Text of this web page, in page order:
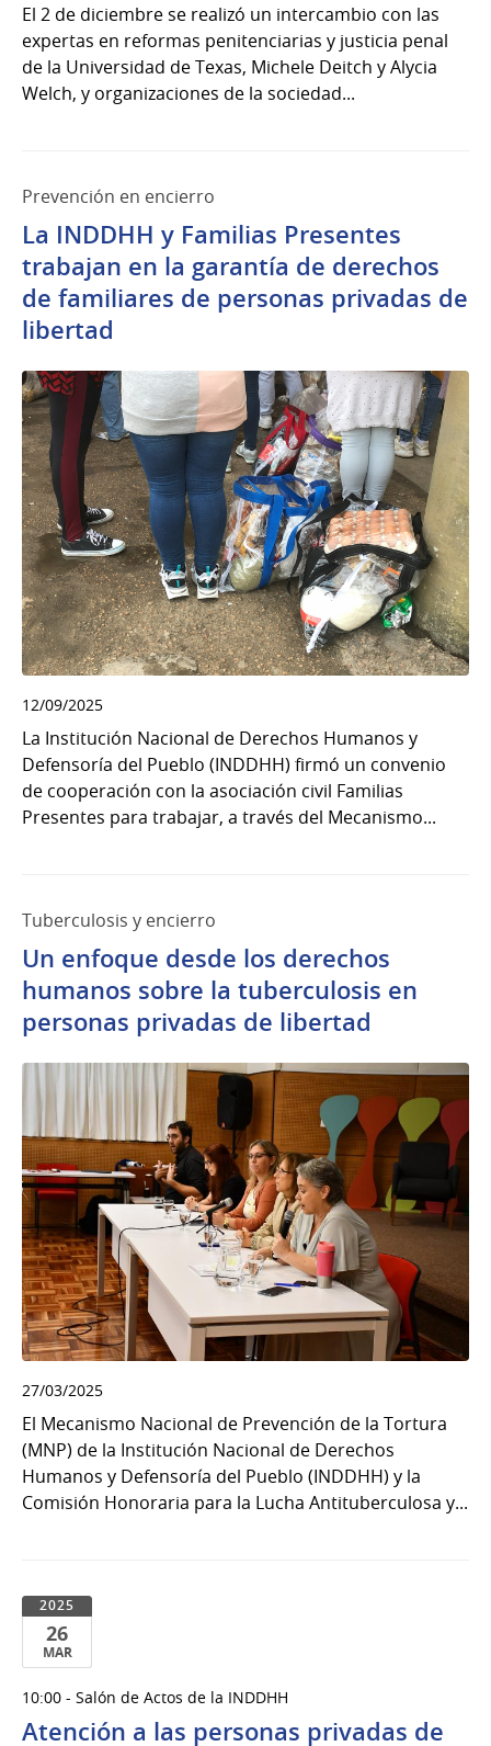
El 2 de diciembre se realizó un intercambio con las
expertas en reformas penitenciarias y justicia penal
de la Universidad de Texas, Michele Deitch y Alycia
Welch, y organizaciones de la sociedad...
Prevención en encierro
La INDDHH y Familias Presentes
trabajan en la garantía de derechos
de familiares de personas privadas de
libertad
12/09/2025
La Institución Nacional de Derechos Humanos y
Defensoría del Pueblo (INDDHH) firmó un convenio
de cooperación con la asociación civil Familias
Presentes para trabajar, a través del Mecanismo...
Tuberculosis y encierro
Un enfoque desde los derechos
humanos sobre la tuberculosis en
personas privadas de libertad
27/03/2025
El Mecanismo Nacional de Prevención de la Tortura
(MNP) de la Institución Nacional de Derechos
Humanos y Defensoría del Pueblo (INDDHH) y la
Comisión Honoraria para la Lucha Antituberculosa y...
2025
26
MAR
de
Mar
10:00 - Salón de Actos de la INDDHH
Atención a las personas privadas de